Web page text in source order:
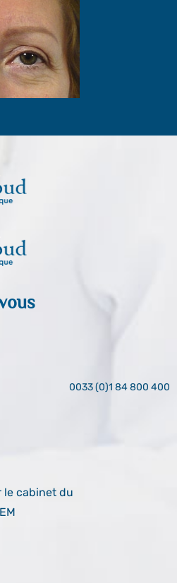
0033 (0)1 84 800 400
le cabinet du